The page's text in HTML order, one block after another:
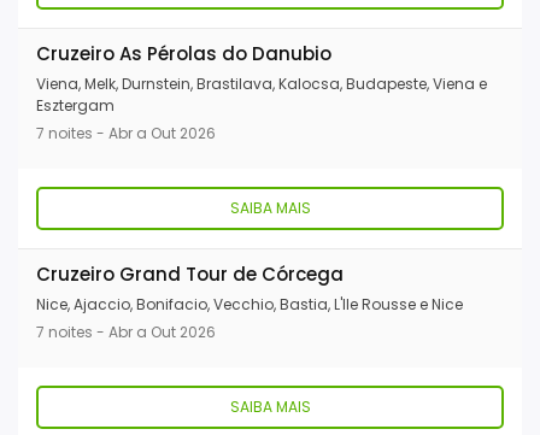
Cruzeiro As Pérolas do Danubio
Viena, Melk, Durnstein, Brastilava, Kalocsa, Budapeste, Viena e
Esztergam
7 noites - Abr a Out 2026
SAIBA MAIS
Cruzeiro Grand Tour de Córcega
Nice, Ajaccio, Bonifacio, Vecchio, Bastia, L'lle Rousse e Nice
7 noites - Abr a Out 2026
SAIBA MAIS